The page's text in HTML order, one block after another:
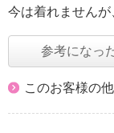
今は着れませんが
参考になっ
このお客様の